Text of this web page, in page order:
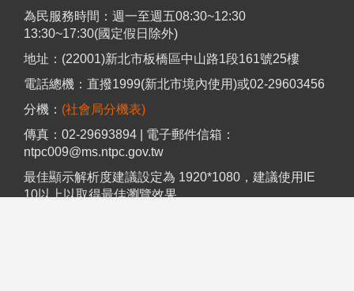
為民服務時間：週一至週五08:30~12:30
13:30~17:30(國定假日除外)
地址：(22001)新北市板橋區中山路1段161號25樓
電話總機：直撥1999(新北市境內使用)或02-29603456
分機： (社會局分機表)
傳真：02-29693894 | 電子郵件信箱：
ntpc009@ms.ntpc.gov.tw
最佳顯示解析度建議設定為 1920*1080，建議使用IE
10以上以取得最佳瀏覽效果